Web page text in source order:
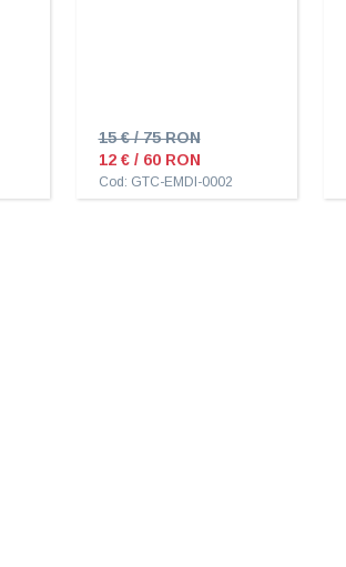
15 € / 75 RON
12 € / 60 RON
Cod: GTC-EMDI-0002